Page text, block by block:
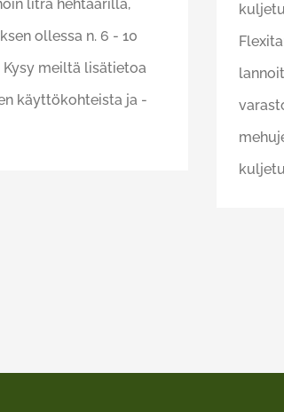
litra hehtaarilla,
ollessa n. 6 - 10
meiltä lisätietoa
käyttökohteista ja -